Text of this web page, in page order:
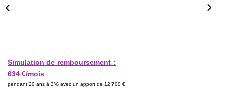
Simulation de remboursement :
634 €/mois
pendant 20 ans à 3% avec un apport de 12 700 €